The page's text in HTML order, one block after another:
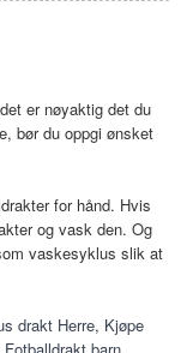
er nøyaktig det du
bør du oppgi ønsket
for hånd. Hvis
og vask den. Og
vaskesyklus slik at
drakt Herre, Kjøpe